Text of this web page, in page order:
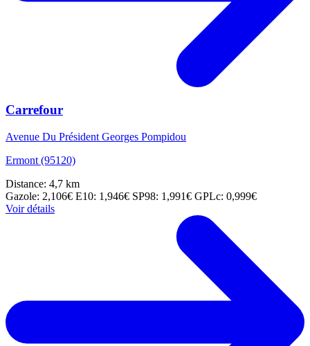
Carrefour
Avenue Du Président Georges Pompidou
Ermont (95120)
Distance: 4,7 km
Gazole: 2,106€ E10: 1,946€ SP98: 1,991€ GPLc: 0,999€
Voir détails